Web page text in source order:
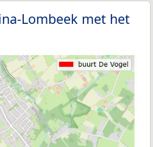
Lombeek met het